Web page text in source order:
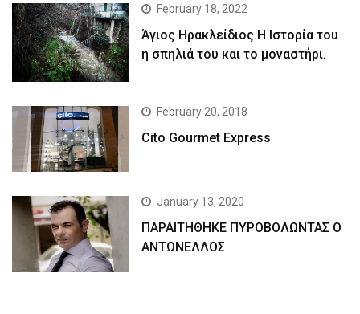
February 18, 2022
Άγιος Ηρακλείδιος.Η Ιστορία του
η σπηλιά του και το μοναστήρι.
February 20, 2018
Cito Gourmet Express
January 13, 2020
ΠΑΡΑΙΤΗΘΗΚΕ ΠΥΡΟΒΟΛΩΝΤΑΣ Ο
ΑΝΤΩΝΕΛΛΟΣ